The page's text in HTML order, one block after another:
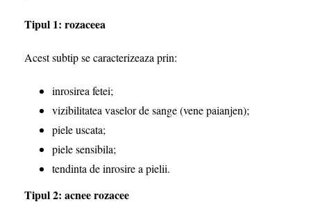
Tipul 1: rozaceea
Acest subtip se caracterizeaza prin:
inrosirea fetei;
vizibilitatea vaselor de sange (vene paianjen);
piele uscata;
piele sensibila;
tendinta de inrosire a pielii.
Tipul 2: acnee rozacee